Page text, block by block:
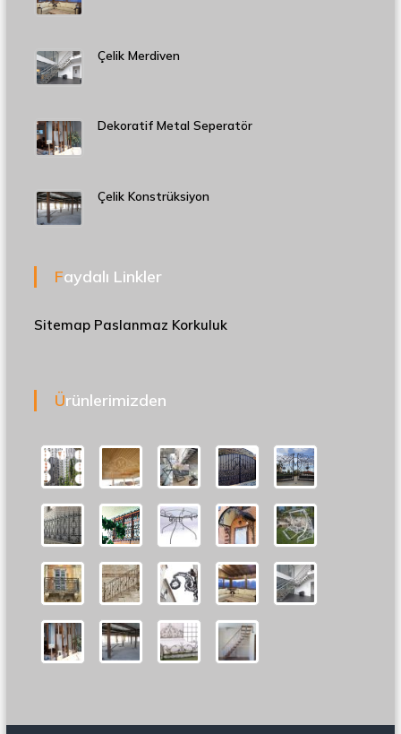
Çelik Merdiven
Dekoratif Metal Seperatör
Çelik Konstrüksiyon
Faydalı Linkler
Sitemap Paslanmaz Korkuluk
Ürünlerimizden